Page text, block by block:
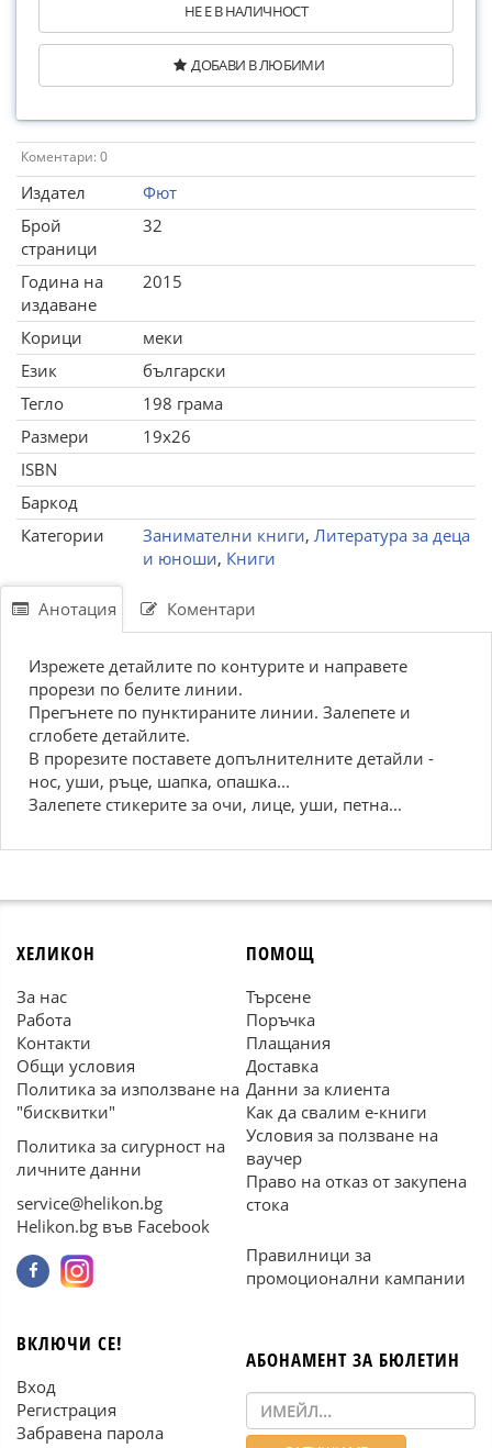
НЕ Е В НАЛИЧНОСТ
ДОБАВИ В ЛЮБИМИ
Коментари: 0
Издател
Фют
Брой
страници
32
Година на
издаване
2015
Корици
меки
Език
български
Тегло
198 грама
Размери
19x26
ISBN
Баркод
Категории
Занимателни книги, Литература за деца
и юноши, Книги
Анотация Коментари
Изрежете детайлите по контурите и направете
прорези по белите линии.
Прегънете по пунктираните линии. Залепете и
сглобете детайлите.
В прорезите поставете допълнителните детайли -
нос, уши, ръце, шапка, опашка...
Залепете стикерите за очи, лице, уши, петна...
ХЕЛИКОН
За нас
Работа
Контакти
Общи условия
Политика за използване на
"бисквитки"
Политика за сигурност на
личните данни
service@helikon.bg
Helikon.bg във Facebook
ПОМОЩ
Търсене
Поръчка
Плащания
Доставка
Данни за клиента
Как да свалим е-книги
Условия за ползване на
ваучер
Право на отказ от закупена
стока
Правилници за
промоционални кампании
ВКЛЮЧИ СЕ!
Вход
Регистрация
Забравена парола
АБОНАМЕНТ ЗА БЮЛЕТИН